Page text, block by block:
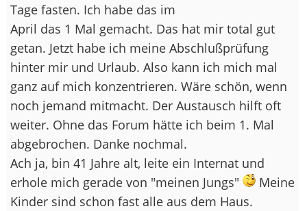
Tage fasten. Ich habe das im
April das 1 Mal gemacht. Das hat mir total gut
getan. Jetzt habe ich meine Abschlußprüfung
hinter mir und Urlaub. Also kann ich mich mal
ganz auf mich konzentrieren. Wäre schön, wenn
noch jemand mitmacht. Der Austausch hilft oft
weiter. Ohne das Forum hätte ich beim 1. Mal
abgebrochen. Danke nochmal.
Ach ja, bin 41 Jahre alt, leite ein Internat und
erhole mich gerade von "meinen Jungs"
Meine
Kinder sind schon fast alle aus dem Haus.